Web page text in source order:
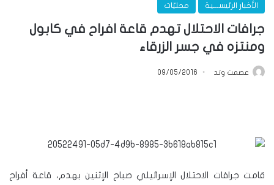
الأخبار الرئيســـية محليّات
جرافات الاحتلال تهدم قاعة افراح في كابول
ومنتزه في جسر الزرقاء
عصمت وتد 09/05/2016
قامت جرافات الاحتلال الإسرائيلي صباح الإثنين بهدم، قاعة أفراح